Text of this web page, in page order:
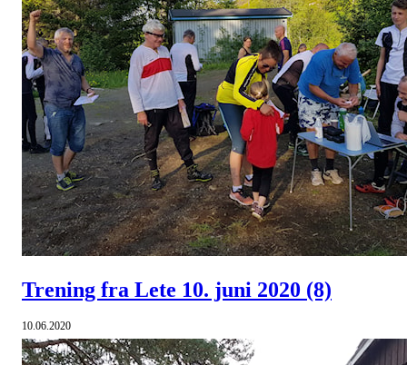
Trening fra Lete 10. juni 2020 (8)
10.06.2020